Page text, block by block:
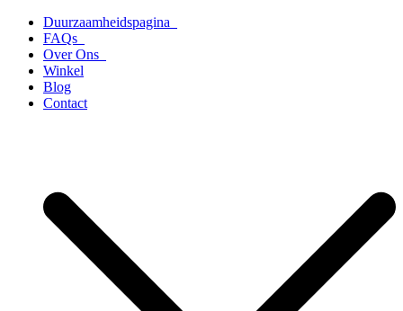
naar
inhoud
Duurzaamheidspagina
FAQs
Over Ons
Winkel
Blog
Contact